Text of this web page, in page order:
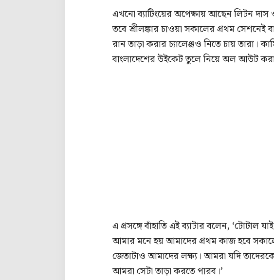
এখনো ব্যাটিংয়ের অপেক্ষায় আছেন লিটন
তবে শ্রীলঙ্কার চাওয়া সকালের প্রথম
রান তাড়া করার চ্যালেঞ্জও নিতে চায় তারা।
বাংলাদেশের উইকেট তুলে নিয়ে অল আউট
এ প্রসঙ্গে বাঁহাতি এই ব্যাটার বলেন, ‘টোটাল
আমার মনে হয় আমাদের প্রথম কাজ হবে
জেতাটাও আমাদের লক্ষ্য। আমরা যদি
আমরা সেটা তাড়া করতে পারব।’